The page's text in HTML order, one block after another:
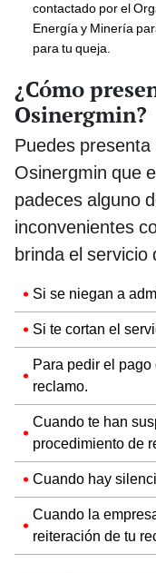
contactado por el
Energía y Minería
para tu queja.
¿Cómo
Osinergmin?
Puedes
Osinergmin que
padeces alguno
inconvenientes
brinda el servicio
Si se niegan a
Si te cortan el
Para pedir el
reclamo.
Cuando te han
procedimiento de
Cuando hay
Cuando la
reiteración de tu